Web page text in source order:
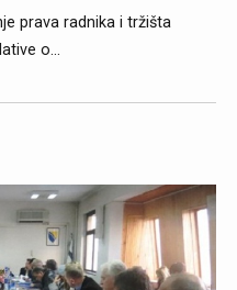
prava radnika i tržišta
o...